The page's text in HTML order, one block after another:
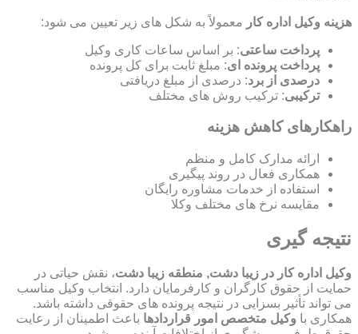
هزینه وکیل اداره کار معمولاً به شکل های زیر تعیین می شود:
پرداخت ساعتی: بر اساس ساعات کاری وکیل
پرداخت پرونده ای: مبلغ ثابت برای کل پرونده
درصدی از برد: درصدی از مبلغ دریافتی
ترکیبی: ترکیب روش های مختلف
راهکارهای کاهش هزینه
ارائه مدارک کامل و منظم
همکاری فعال در روند پیگیری
استفاده از خدمات مشاوره رایگان
مقایسه نرخ های مختلف وکلا
نتیجه گیری
وکیل اداره کار در زیبا دشت, منطقه زیبا دشت، نقش حیاتی در
حمایت از حقوق کارگران و کارفرمایان دارد. انتخاب وکیل مناسب
می تواند تأثیر بسزایی در نتیجه پرونده های حقوقی داشته باشد.
همکاری با وکیل متخصص امور قراردادها باعث اطمینان از رعایت